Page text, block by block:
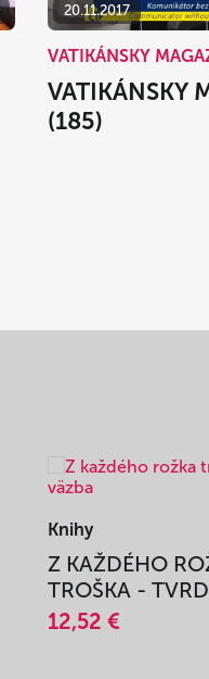
20.11.2017
VATIKÁNSKY
VATIKÁNSKY
(185)
Knihy
Z KAŽDÉHO
TROŠKA -
12,52 €